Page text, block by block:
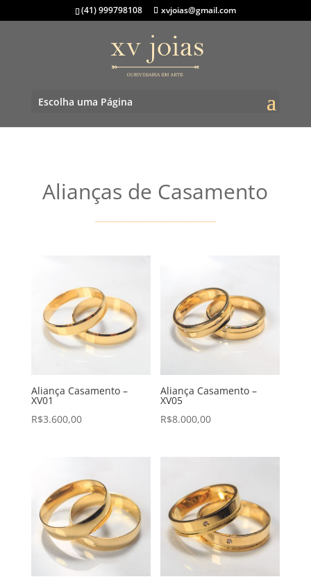
(41) 999798108 xvjoias@gmail.com
Escolha uma Página
Alianças de Casamento
Aliança Casamento –
XV01
R$3.600,00
Aliança Casamento –
XV05
R$8.000,00